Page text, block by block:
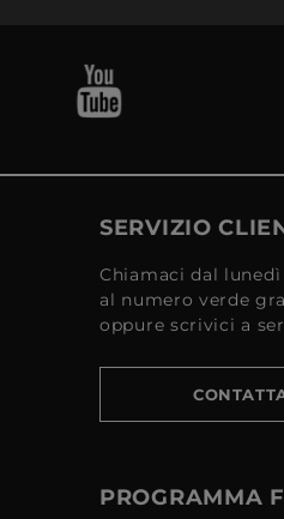
SERVIZIO
Chiamaci dal lunedì
al numero verde
oppure scrivici a
PROGRAMMA